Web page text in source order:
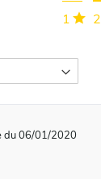
1
2
du 06/01/2020